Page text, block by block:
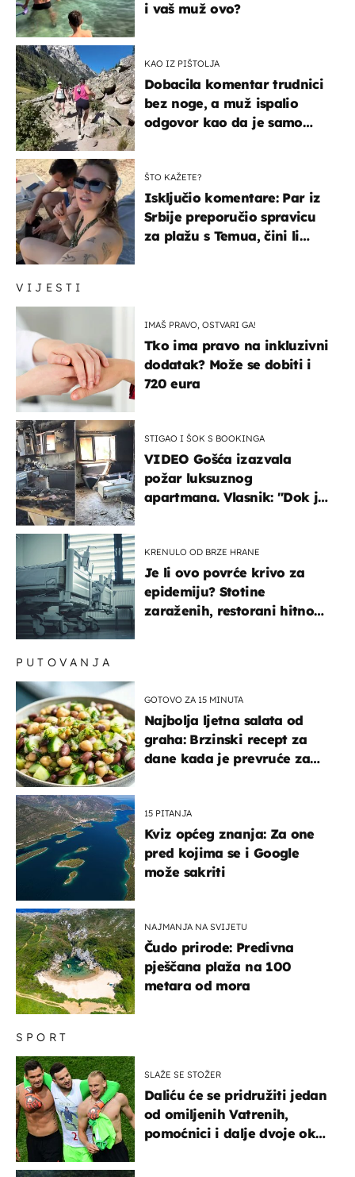
VIJESTI
IMAŠ PRAVO, OSTVARI GA!
Tko ima pravo na inkluzivni
dodatak? Može se dobiti i
720 eura
STIGAO I ŠOK S BOOKINGA
VIDEO Gošća izazvala
požar luksuznog
apartmana. Vlasnik: "Dok je
KRENULO OD BRZE HRANE
Je li ovo povrće krivo za
epidemiju? Stotine
zaraženih, restorani hitno
i vaš muž ovo?
KAO IZ PIŠTOLJA
Dobacila komentar trudnici
bez noge, a muž ispalio
odgovor kao da je samo
ŠTO KAŽETE?
Isključio komentare: Par iz
Srbije preporučio spravicu
za plažu s Temua, čini li
SPORT
SLAŽE SE STOŽER
Daliću će se pridružiti jedan
od omiljenih Vatrenih,
pomoćnici i dalje dvoje oko
PUTOVANJA
GOTOVO ZA 15 MINUTA
Najbolja ljetna salata od
graha: Brzinski recept za
dane kada je prevruće za
15 PITANJA
Kviz općeg znanja: Za one
pred kojima se i Google
može sakriti
NAJMANJA NA SVIJETU
Čudo prirode: Predivna
pješčana plaža na 100
metara od mora